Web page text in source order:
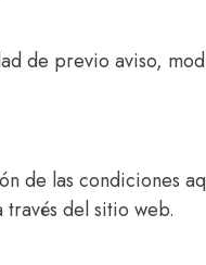
de previo aviso,
de las condiciones
del sitio web.